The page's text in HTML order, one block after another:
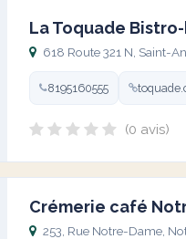
La Toquade
618 Route 321 N, Saint-
8195160555
(0 avis)
Crémerie café
253, Rue Notre-Dame,